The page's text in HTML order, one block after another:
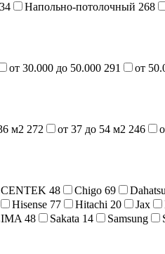
34 Напольно-потолочный 268
от 30.000 до 50.000 291 от
м2 272 от 37 до 54 м2 246
CENTEK 48 Chigo 69 Dahatsu
Hisense 77 Hitachi 20 Jax
48 Sakata 14 Samsung